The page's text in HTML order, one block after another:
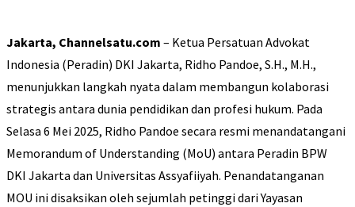
Jakarta, Channelsatu.com – Ketua Persatuan Advokat
Indonesia (Peradin) DKI Jakarta, Ridho Pandoe, S.H., M.H.,
menunjukkan langkah nyata dalam membangun kolaborasi
strategis antara dunia pendidikan dan profesi hukum. Pada
Selasa 6 Mei 2025, Ridho Pandoe secara resmi menandatangani
Memorandum of Understanding (MoU) antara Peradin BPW
DKI Jakarta dan Universitas Assyafiiyah. Penandatanganan
MOU ini disaksikan oleh sejumlah petinggi dari Yayasan